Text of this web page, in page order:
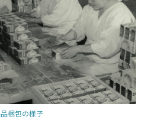
梱包の様子